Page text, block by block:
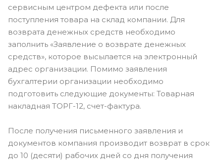
сервисным центром дефекта или после
поступления товара на склад компании. Для
возврата денежных средств необходимо
заполнить «Заявление о возврате денежных
средств», которое высылается на электронный
адрес организации. Помимо заявления
бухгалтерии организации необходимо
подготовить следующие документы: Товарная
накладная ТОРГ-12, счет-фактура.
После получения письменного заявления и
документов компания производит возврат в срок
до 10 (десяти) рабочих дней со дня получения